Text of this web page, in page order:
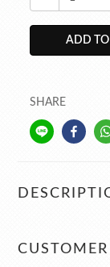
ADD TO
SHARE